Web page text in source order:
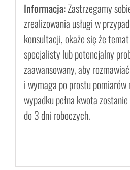
Informacja:Zastrzegamy
zrealizowania usługi w
konsultacji, okaże się że
specjalisty lub potencjalny
zaawansowany, aby
i wymaga po prostu
wypadku pełna kwota
do 3 dni roboczych.